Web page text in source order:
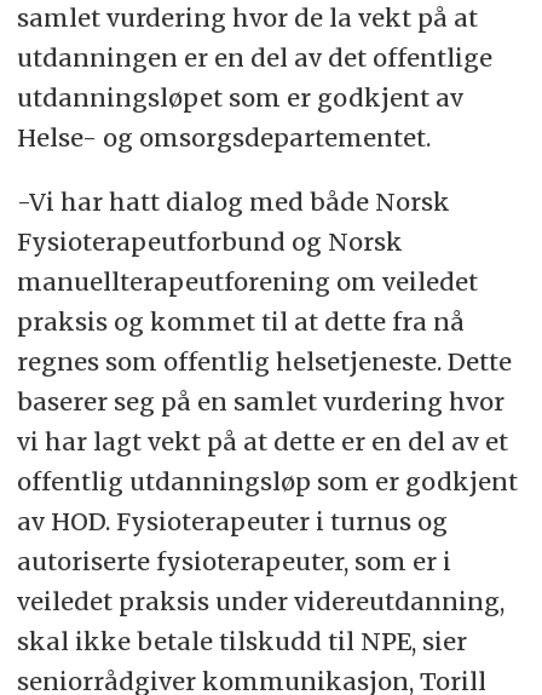
samlet vurdering hvor de la vekt på at
utdanningen er en del av det offentlige
utdanningsløpet som er godkjent av
Helse- og omsorgsdepartementet.
-Vi har hatt dialog med både Norsk
Fysioterapeutforbund og Norsk
manuellterapeutforening om veiledet
praksis og kommet til at dette fra nå
regnes som offentlig helsetjeneste. Dette
baserer seg på en samlet vurdering hvor
vi har lagt vekt på at dette er en del av et
offentlig utdanningsløp som er godkjent
av HOD. Fysioterapeuter i turnus og
autoriserte fysioterapeuter, som er i
veiledet praksis under videreutdanning,
skal ikke betale tilskudd til NPE, sier
seniorrådgiver kommunikasjon, Torill